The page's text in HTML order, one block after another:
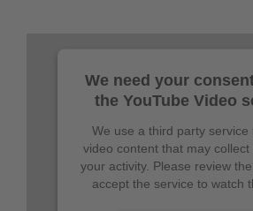
We need your
the YouTube Video
We use a third party service
video content that may
your activity. Please review
accept the service to watch